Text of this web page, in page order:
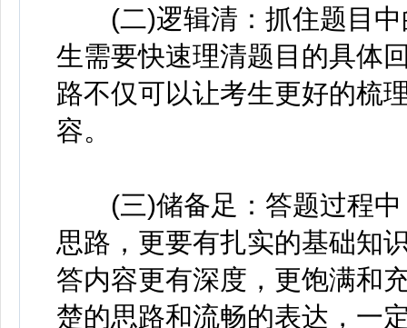
(二)逻辑清：抓住题目中
生需要快速理清题目的具体
路不仅可以让考生更好的梳
容。
(三)储备足：答题过程中
思路，更要有扎实的基础知
答内容更有深度，更饱满和
楚的思路和流畅的表达，一